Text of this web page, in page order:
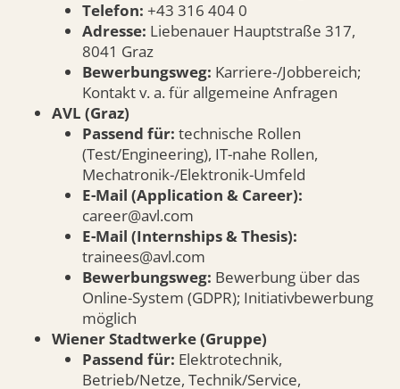
Telefon: +43 316 404 0
Adresse: Liebenauer Hauptstraße 317,
8041 Graz
Bewerbungsweg: Karriere-/Jobbereich;
Kontakt v. a. für allgemeine Anfragen
AVL (Graz)
Passend für: technische Rollen
(Test/Engineering), IT-nahe Rollen,
Mechatronik-/Elektronik-Umfeld
E-Mail (Application & Career):
career@avl.com
E-Mail (Internships & Thesis):
trainees@avl.com
Bewerbungsweg: Bewerbung über das
Online-System (GDPR); Initiativbewerbung
möglich
Wiener Stadtwerke (Gruppe)
Passend für: Elektrotechnik,
Betrieb/Netze, Technik/Service,